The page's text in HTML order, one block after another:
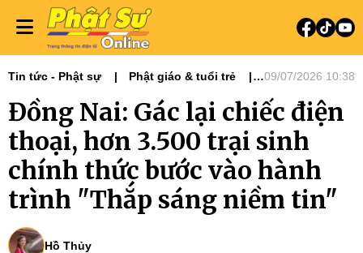
Tin tức - Phật sự
Phật giáo & tuổi trẻ
09/07/2026 10:38
Đồng Nai: Gác lại chiếc điện
thoại, hơn 3.500 trại sinh
chính thức bước vào hành
trình "Thắp sáng niềm tin"
Hồ Thủy